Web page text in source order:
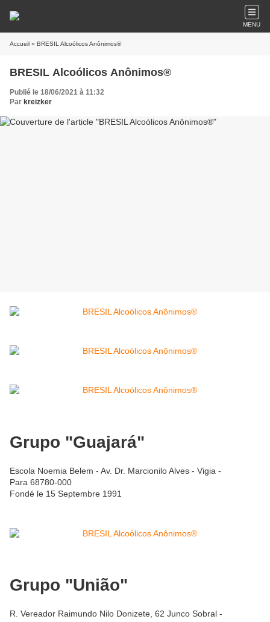
MENU
Accueil » BRESIL Alcoólicos Anônimos®
BRESIL Alcoólicos Anônimos®
Publié le 18/06/2021 à 11:32
Par kreizker
Grupo "Guajará"
Escola Noemia Belem - Av. Dr. Marcionilo Alves - Vigia -
Para 68780-000
Fondé le 15 Septembre 1991
Grupo "União"
R. Vereador Raimundo Nilo Donizete, 62 Junco Sobral -